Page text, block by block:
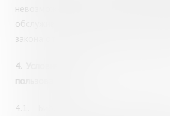
невозможно предоставить услуги
обслуживания на основании статьи
закона от 29.12.1994 № 78-ФЗ «О
4.
пользователей
4.1.